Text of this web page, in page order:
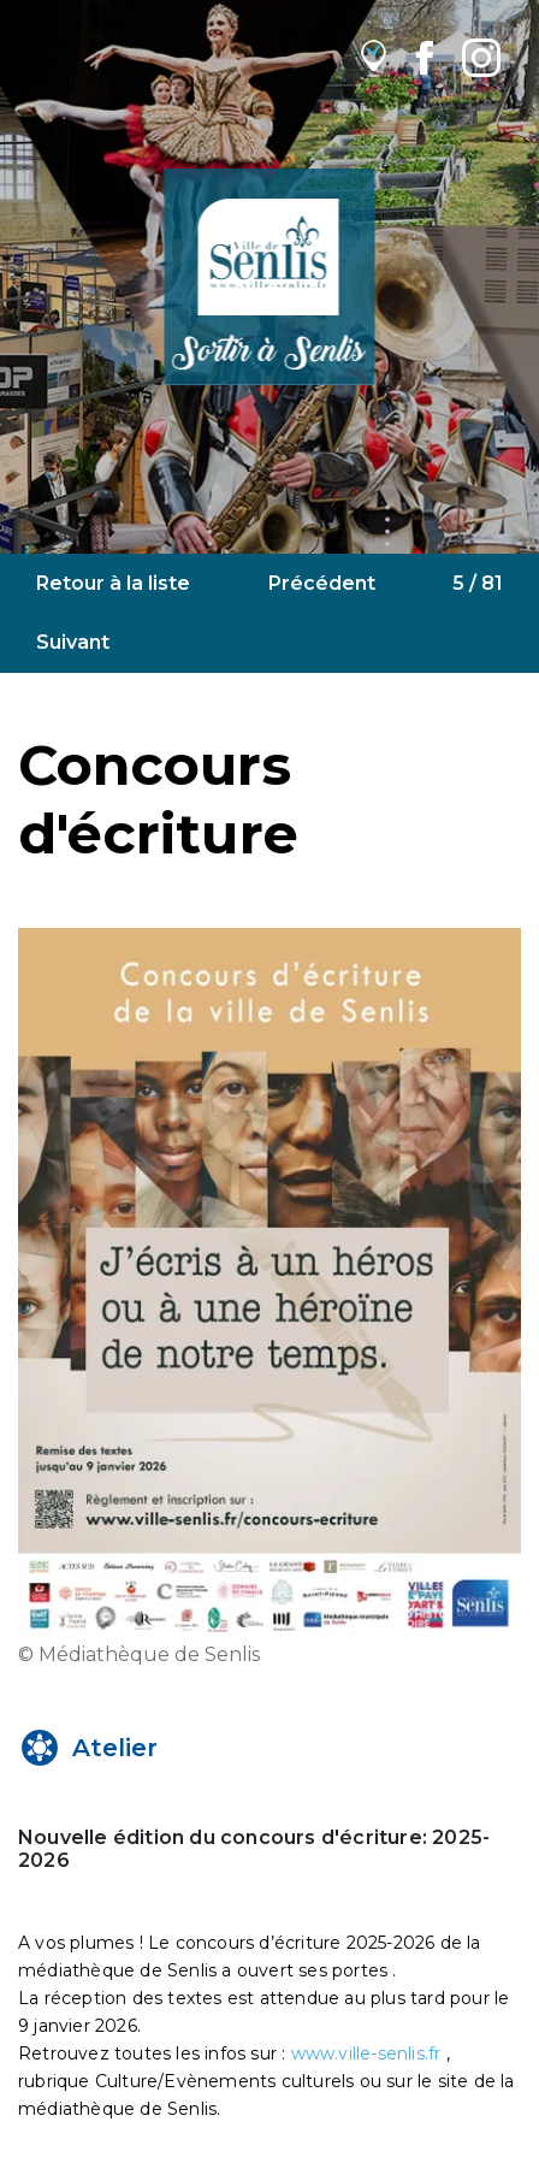
Retour à la liste Précédent 5 / 81
Suivant
Concours
d'écriture
© Médiathèque de Senlis
Atelier
Nouvelle édition du concours d'écriture: 2025-
2026
A vos plumes ! Le concours d’écriture 2025-2026 de la
médiathèque de Senlis a ouvert ses portes .
La réception des textes est attendue au plus tard pour le
9 janvier 2026.
Retrouvez toutes les infos sur : www.ville-senlis.fr ,
rubrique Culture/Evènements culturels ou sur le site de la
médiathèque de Senlis.